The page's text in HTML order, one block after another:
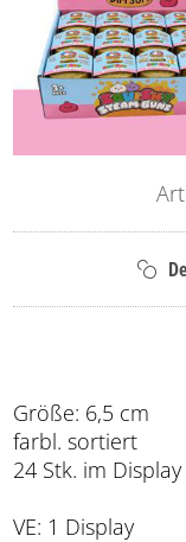
Größe: 6,5 cm
farbl. sortiert
24 Stk. im Display
VE: 1 Display